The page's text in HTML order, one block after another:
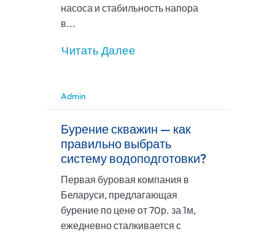
насоса и стабильность напора
в...
Читать Далее
Admin
Бурение скважин — как
правильно выбрать
систему водоподготовки?
Первая буровая компания в
Беларуси, предлагающая
бурение по цене от 70р. за 1м,
ежедневно сталкивается с